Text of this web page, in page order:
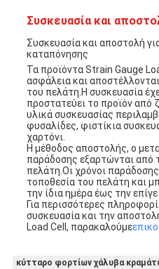
Συσκευασία και
Συσκευασία και αποστολή
καταπόνησης
Τα προϊόντα Strain Gauge
ασφάλεια και
του πελάτη.Η συσκευασία
προστατεύει το προϊόν από
υλικά συσκευασίας
φυσαλίδες, φιστίκια
χαρτόνι.
Η μέθοδος αποστολής, ο
παράδοσης εξαρτώνται από
πελάτη.Οι χρόνοι
τοποθεσία του πελάτη και
την ίδια ημέρα έως την
Για περισσότερες
συσκευασία και την
Load Cell, παρακαλούμε
κύτταρο φορτίων χάλυβα